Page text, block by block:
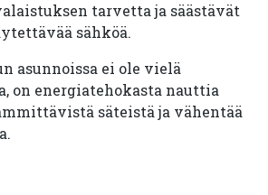
tarvetta ja säästävät
sähköä.
asunnoissa ei ole vielä
on energiatehokasta nauttia
säteistä ja vähentää